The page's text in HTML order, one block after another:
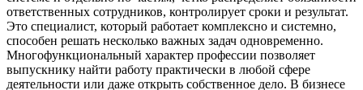
ответственных сотрудников, контролирует сроки и результат.
Это специалист, который работает комплексно и системно,
способен решать несколько важных задач одновременно.
Многофункциональный характер профессии позволяет
выпускнику найти работу практически в любой сфере
деятельности или даже открыть собственное дело. В бизнесе